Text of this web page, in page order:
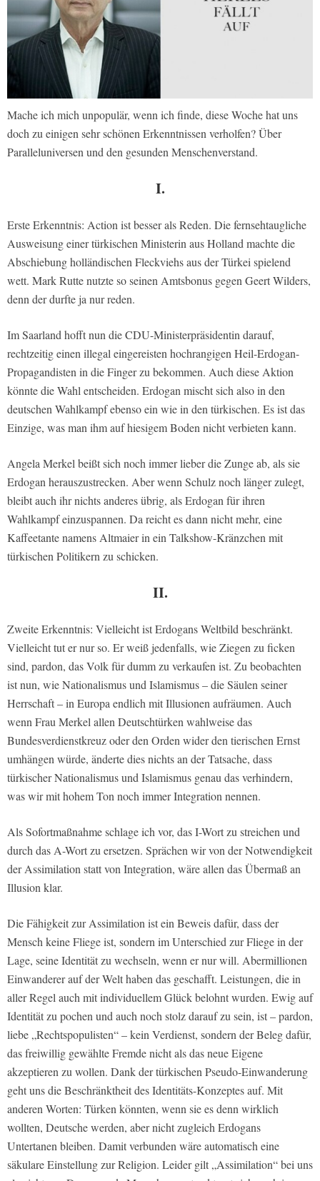
Mache ich mich unpopulär, wenn ich finde, diese Woche hat uns
doch zu einigen sehr schönen Erkenntnissen verholfen? Über
Paralleluniversen und den gesunden Menschenverstand.
I.
Erste Erkenntnis: Action ist besser als Reden. Die fernsehtaugliche
Ausweisung einer türkischen Ministerin aus Holland machte die
Abschiebung holländischen Fleckviehs aus der Türkei spielend
wett. Mark Rutte nutzte so seinen Amtsbonus gegen Geert Wilders,
denn der durfte ja nur reden.
Im Saarland hofft nun die CDU-Ministerpräsidentin darauf,
rechtzeitig einen illegal eingereisten hochrangigen Heil-Erdogan-
Propagandisten in die Finger zu bekommen. Auch diese Aktion
könnte die Wahl entscheiden. Erdogan mischt sich also in den
deutschen Wahlkampf ebenso ein wie in den türkischen. Es ist das
Einzige, was man ihm auf hiesigem Boden nicht verbieten kann.
Angela Merkel beißt sich noch immer lieber die Zunge ab, als sie
Erdogan herauszustrecken. Aber wenn Schulz noch länger zulegt,
bleibt auch ihr nichts anderes übrig, als Erdogan für ihren
Wahlkampf einzuspannen. Da reicht es dann nicht mehr, eine
Kaffeetante namens Altmaier in ein Talkshow-Kränzchen mit
türkischen Politikern zu schicken.
II.
Zweite Erkenntnis: Vielleicht ist Erdogans Weltbild beschränkt.
Vielleicht tut er nur so. Er weiß jedenfalls, wie Ziegen zu ficken
sind, pardon, das Volk für dumm zu verkaufen ist. Zu beobachten
ist nun, wie Nationalismus und Islamismus – die Säulen seiner
Herrschaft – in Europa endlich mit Illusionen aufräumen. Auch
wenn Frau Merkel allen Deutschtürken wahlweise das
Bundesverdienstkreuz oder den Orden wider den tierischen Ernst
umhängen würde, änderte dies nichts an der Tatsache, dass
türkischer Nationalismus und Islamismus genau das verhindern,
was wir mit hohem Ton noch immer Integration nennen.
Als Sofortmaßnahme schlage ich vor, das I-Wort zu streichen und
durch das A-Wort zu ersetzen. Sprächen wir von der Notwendigkeit
der Assimilation statt von Integration, wäre allen das Übermaß an
Illusion klar.
Die Fähigkeit zur Assimilation ist ein Beweis dafür, dass der
Mensch keine Fliege ist, sondern im Unterschied zur Fliege in der
Lage, seine Identität zu wechseln, wenn er nur will. Abermillionen
Einwanderer auf der Welt haben das geschafft. Leistungen, die in
aller Regel auch mit individuellem Glück belohnt wurden. Ewig auf
Identität zu pochen und auch noch stolz darauf zu sein, ist – pardon,
liebe „Rechtspopulisten“ – kein Verdienst, sondern der Beleg dafür,
das freiwillig gewählte Fremde nicht als das neue Eigene
akzeptieren zu wollen. Dank der türkischen Pseudo-Einwanderung
geht uns die Beschränktheit des Identitäts-Konzeptes auf. Mit
anderen Worten: Türken könnten, wenn sie es denn wirklich
wollten, Deutsche werden, aber nicht zugleich Erdogans
Untertanen bleiben. Damit verbunden wäre automatisch eine
säkulare Einstellung zur Religion. Leider gilt „Assimilation“ bei uns